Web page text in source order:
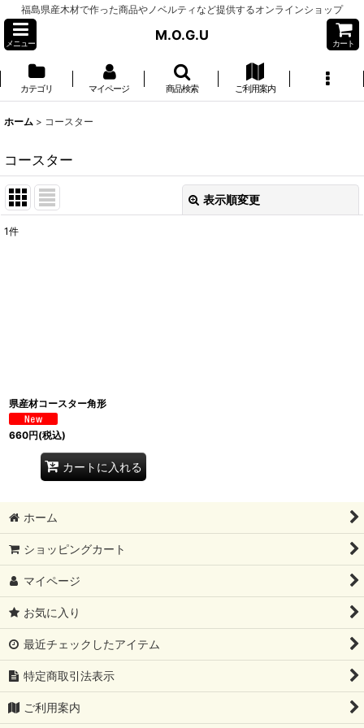
福島県産木材で作った商品やノベルティなど提供するオンラインショップ
メニュー
M.O.G.U
カート
カテゴリ マイページ 商品検索 ご利用案内
ホーム > コースター
コースター
表示順変更
1件
県産材コースター角形
660円(税込)
カートに入れる
ホーム
ショッピングカート
マイページ
お気に入り
最近チェックしたアイテム
特定商取引法表示
ご利用案内